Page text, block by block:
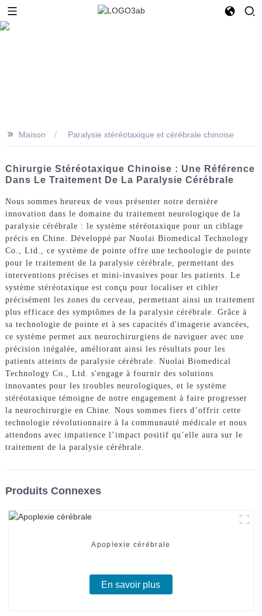
>> Maison Paralysie stéréotaxique et cérébrale chinoise
Chirurgie Stéréotaxique Chinoise : Une Référence
Dans Le Traitement De La Paralysie Cérébrale
Nous sommes heureux de vous présenter notre dernière
innovation dans le domaine du traitement neurologique de la
paralysie cérébrale : le système stéréotaxique pour un ciblage
précis en Chine. Développé par Nuolai Biomedical Technology
Co., Ltd., ce système de pointe offre une technologie de pointe
pour le traitement de la paralysie cérébrale, permettant des
interventions précises et mini-invasives pour les patients. Le
système stéréotaxique est conçu pour localiser et cibler
précisément les zones du cerveau, permettant ainsi un traitement
plus efficace des symptômes de la paralysie cérébrale. Grâce à
sa technologie de pointe et à ses capacités d'imagerie avancées,
ce système permet aux neurochirurgiens de naviguer avec une
précision inégalée, améliorant ainsi les résultats pour les
patients atteints de paralysie cérébrale. Nuolai Biomedical
Technology Co., Ltd. s'engage à fournir des solutions
innovantes pour les troubles neurologiques, et le système
stéréotaxique témoigne de notre engagement à faire progresser
la neurochirurgie en Chine. Nous sommes fiers d’offrir cette
technologie révolutionnaire à la communauté médicale et nous
attendons avec impatience l’impact positif qu’elle aura sur le
traitement de la paralysie cérébrale.
Produits Connexes
Apoplexie cérébrale
En savoir plus